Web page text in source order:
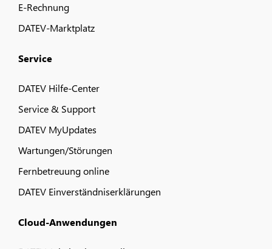
E-Rechnung
DATEV-Marktplatz
Service
DATEV Hilfe-Center
Service & Support
DATEV MyUpdates
Wartungen/Störungen
Fernbetreuung online
DATEV Einverständniserklärungen
Cloud-Anwendungen